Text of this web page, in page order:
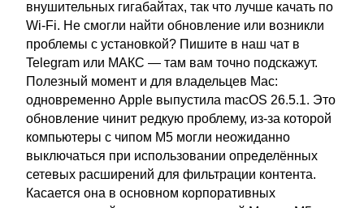
внушительных гигабайтах, так что лучше качать по
Wi-Fi. Не смогли найти обновление или возникли
проблемы с установкой? Пишите в наш чат в
Telegram или МАКС — там вам точно подскажут.
Полезный момент и для владельцев Mac:
одновременно Apple выпустила macOS 26.5.1. Это
обновление чинит редкую проблему, из-за которой
компьютеры с чипом M5 могли неожиданно
выключаться при использовании определённых
сетевых расширений для фильтрации контента.
Касается она в основном корпоративных